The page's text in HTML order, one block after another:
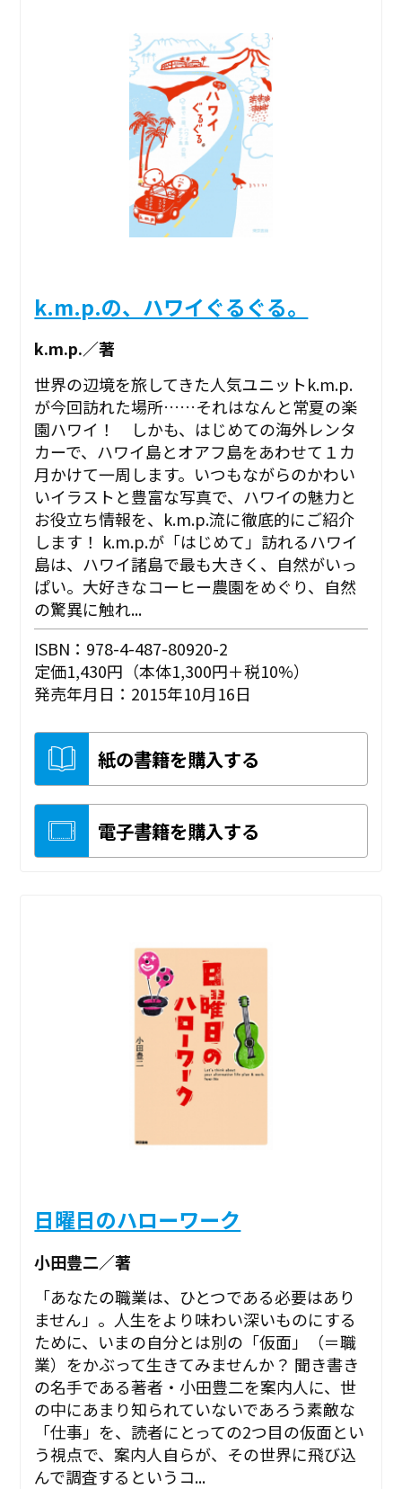
k.m.p.の、ハワイぐるぐる。
k.m.p.／著
世界の辺境を旅してきた人気ユニットk.m.p.
が今回訪れた場所……それはなんと常夏の楽
園ハワイ！ しかも、はじめての海外レンタ
カーで、ハワイ島とオアフ島をあわせて１カ
月かけて一周します。いつもながらのかわい
いイラストと豊富な写真で、ハワイの魅力と
お役立ち情報を、k.m.p.流に徹底的にご紹介
します！ k.m.p.が「はじめて」訪れるハワイ
島は、ハワイ諸島で最も大きく、自然がいっ
ぱい。大好きなコーヒー農園をめぐり、自然
の驚異に触れ...
ISBN：978-4-487-80920-2
定価1,430円（本体1,300円＋税10%）
発売年月日：2015年10月16日
紙の書籍を購入する
電子書籍を購入する
日曜日のハローワーク
小田豊二／著
「あなたの職業は、ひとつである必要はあり
ません」。人生をより味わい深いものにする
ために、いまの自分とは別の「仮面」（＝職
業）をかぶって生きてみませんか？ 聞き書き
の名手である著者・小田豊二を案内人に、世
の中にあまり知られていないであろう素敵な
「仕事」を、読者にとっての2つ目の仮面とい
う視点で、案内人自らが、その世界に飛び込
んで調査するというコ...